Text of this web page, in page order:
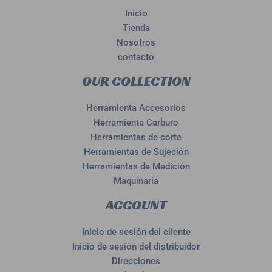
Inicio
Tienda
Nosotros
contacto
OUR COLLECTION
Herramienta Accesorios
Herramienta Carburo
Herramientas de corte
Herramientas de Sujeción
Herramientas de Medición
Maquinaria
ACCOUNT
Inicio de sesión del cliente
Inicio de sesión del distribuidor
Direcciones